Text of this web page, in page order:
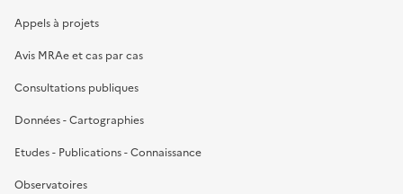
Appels à projets
Avis MRAe et cas par cas
Consultations publiques
Données - Cartographies
Etudes - Publications - Connaissance
Observatoires